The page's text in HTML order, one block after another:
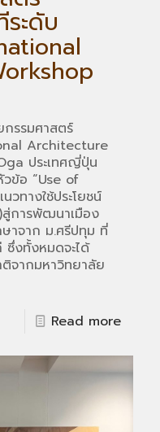
ะดับ
รรมศาสตร์
Architecture
ประเทศญี่ปุ่น
ข้อ “Use of
วทางใช้ประโยชน์
สู่การพัฒนาเมือง
าจาก ม.ศรีปทุม ที่
ซึ่งทั้งหมดจะได้
จากมหาวิทยาลัย
Read more